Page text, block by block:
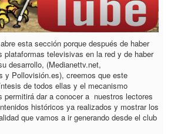
abre esta sección porque después de haber
plataformas televisivas en la red y de haber
desarrollo, (Medianettv.net,
y Pollovisión.es), creemos que este
de todos ellas y el mecanismo
permitirá dar a conocer a nuestros lectores
históricos ya realizados y mostrar los
que vamos a ir generando desde el club